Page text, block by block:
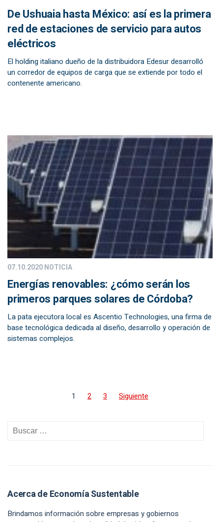
De Ushuaia hasta México: así es la primera
red de estaciones de servicio para autos
eléctricos
El holding italiano dueño de la distribuidora Edesur desarrolló
un corredor de equipos de carga que se extiende por todo el
contenente americano.
07.10.2020NOTICIA
Energías renovables: ¿cómo serán los
primeros parques solares de Córdoba?
La pata ejecutora local es Ascentio Technologies, una firma de
base tecnológica dedicada al diseño, desarrollo y operación de
sistemas complejos.
1 2 3 Siguiente
Acerca de Economía Sustentable
Brindamos información sobre empresas y gobiernos